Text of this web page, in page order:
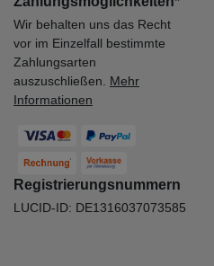
Wir behalten uns das Recht
vor im Einzelfall bestimmte
Zahlungsarten
auszuschließen. Mehr
Informationen
Registrierungsnummern
LUCID-ID: DE1316037073585